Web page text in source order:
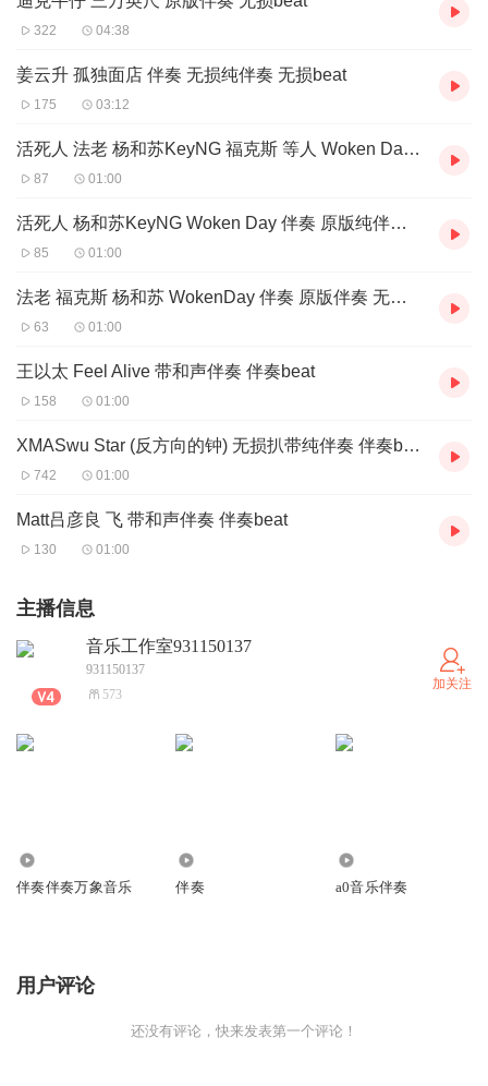
322 04:38
姜云升 孤独面店 伴奏 无损纯伴奏 无损beat
175 03:12
活死人 法老 杨和苏KeyNG 福克斯 等人 Woken Day 高品质定制纯伴奏
87 01:00
活死人 杨和苏KeyNG Woken Day 伴奏 原版纯伴奏 无损FLAC高音质
85 01:00
法老 福克斯 杨和苏 WokenDay 伴奏 原版伴奏 无损定制BEAT
63 01:00
王以太 Feel Alive 带和声伴奏 伴奏beat
158 01:00
XMASwu Star (反方向的钟) 无损扒带纯伴奏 伴奏beat
742 01:00
Matt吕彦良 飞 带和声伴奏 伴奏beat
130 01:00
主播信息
音乐工作室931150137
931150137
573
加关注
伴奏伴奏万象音乐 伴奏 a0音乐伴奏
用户评论
还没有评论，快来发表第一个评论！